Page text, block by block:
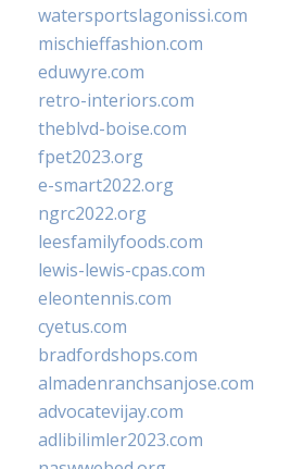
watersportslagonissi.com
mischieffashion.com
eduwyre.com
retro-interiors.com
theblvd-boise.com
fpet2023.org
e-smart2022.org
ngrc2022.org
leesfamilyfoods.com
lewis-lewis-cpas.com
eleontennis.com
cyetus.com
bradfordshops.com
almadenranchsanjose.com
advocatevijay.com
adlibilimler2023.com